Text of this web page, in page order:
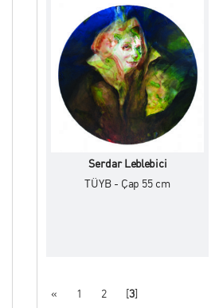
SNBA kurumu tarafından;
2006 yılında, “Resim Dalında
2011 yılında, “20x20”
“Gümüş Madalya”,
2015 yılında, “Synergie /
sergisi ile “Altın Madalya”,
2016 yılında, “Carré /
sergisindeki resimleri ile “Altın
Sanatlar Festivali’nde ise
Ödül” ile onurlandırılmıştır.
dahil edilmiştir.
Serdar Leblebici
TÜYB - Çap 55 cm
« 1 2 [3]